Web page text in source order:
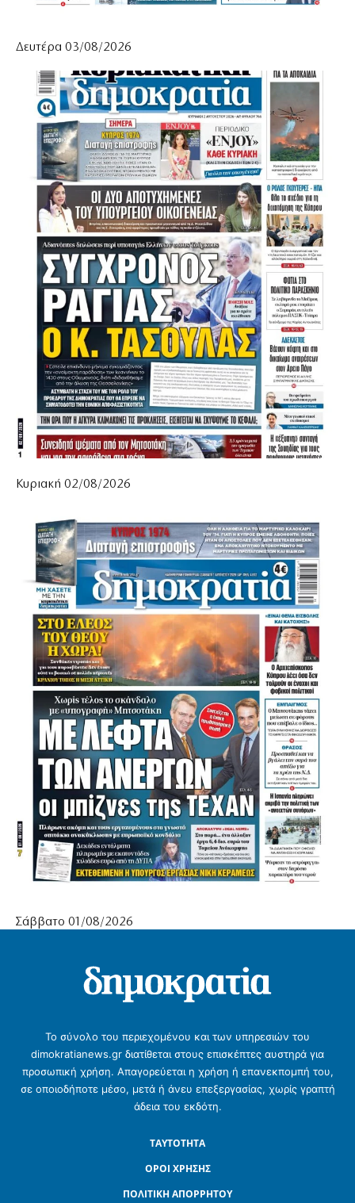
Δευτέρα 03/08/2026
Κυριακή 02/08/2026
Σάββατο 01/08/2026
Το σύνολο του περιεχομένου και των υπηρεσιών του
dimokratianews.gr διατίθεται στους επισκέπτες αυστηρά για
προσωπική χρήση. Απαγορεύεται η χρήση ή επανεκπομπή του,
σε οποιοδήποτε μέσο, μετά ή άνευ επεξεργασίας, χωρίς γραπτή
άδεια του εκδότη.
ΤΑΥΤΟΤΗΤΑ
ΟΡΟΙ ΧΡΗΣΗΣ
ΠΟΛΙΤΙΚΗ ΑΠΟΡΡΗΤΟΥ